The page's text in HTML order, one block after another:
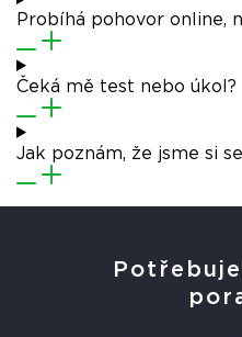
Probíhá pohovor online,
Čeká mě test nebo úkol?
Jak poznám, že jsme si